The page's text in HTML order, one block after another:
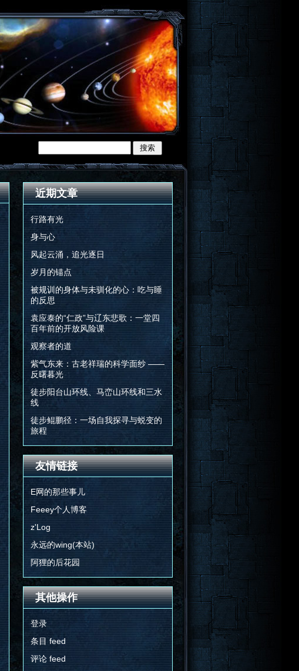
近期文章
行路有光
身与心
风起云涌，追光逐日
岁月的锚点
被规训的身体与未驯化的心：吃与睡
的反思
袁应泰的“仁政”与辽东悲歌：一堂四
百年前的开放风险课
观察者的道
紫气东来：古老祥瑞的科学面纱 ——
反曙暮光
徒步阳台山环线、马峦山环线和三水
线
徒步鲲鹏径：一场自我探寻与蜕变的
旅程
友情链接
E网的那些事儿
Feeey个人博客
z'Log
永远的wing(本站)
阿狸的后花园
其他操作
登录
条目 feed
评论 feed